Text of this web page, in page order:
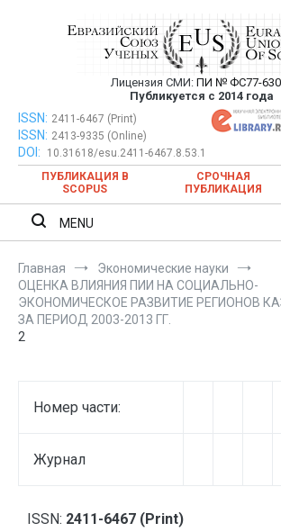
Евразийский Союз
публикация научных
ежемесячном
Лицензия СМИ: ПИ № ФС77-
Публикуется с 2014 года
Евразийский Союз Ученых — публикация
ежемесячном научном
ISSN: 2411-6467 (Print)
ISSN: 2413-9335 (Online)
DOI:
10.31618/esu.2411-6467.8.53.1
ПУБЛИКАЦИЯ В
SCOPUS
СРОЧНАЯ
ПУБЛИКАЦИЯ
MENU
Главная
Экономические науки
ОЦЕНКА ВЛИЯНИЯ ПИИ НА СОЦИАЛЬНО-
ЭКОНОМИЧЕСКОЕ РАЗВИТИЕ РЕГИОНОВ
ЗА ПЕРИОД 2003-2013 ГГ.
2
Номер части:
Журнал
ISSN: 2411-6467 (Print)